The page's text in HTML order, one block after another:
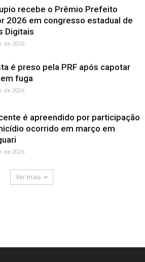
recebe o Prêmio Prefeito
2026 em congresso estadual de
Digitais
de 2026
é preso pela PRF após capotar
fuga
de 2026
é apreendido por participação
ocorrido em março em
de 2026
Ver mais